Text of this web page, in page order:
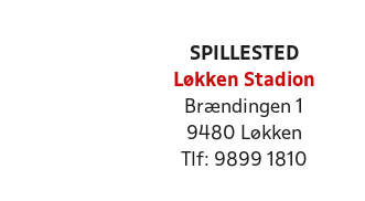
SPILLESTED
Løkken Stadion
Brændingen 1
9480 Løkken
Tlf: 9899 1810